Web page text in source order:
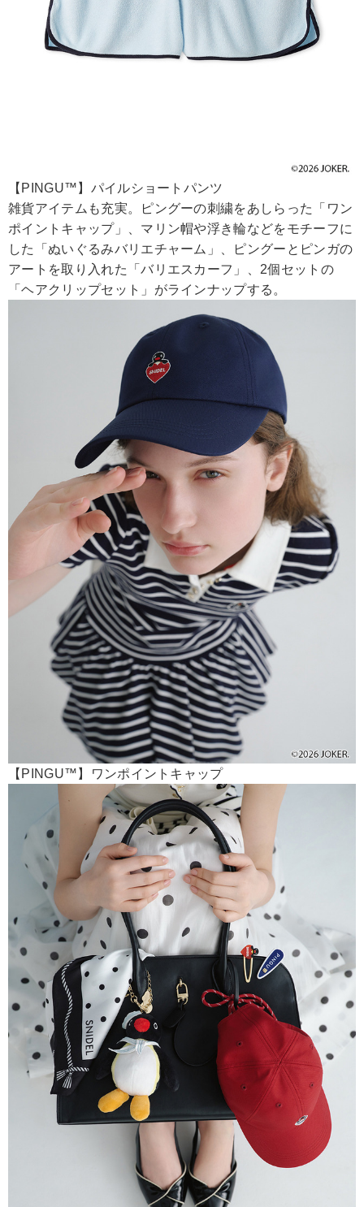
【PINGU™】パイルショートパンツ
雑貨アイテムも充実。ピングーの刺繍をあしらった「ワン
ポイントキャップ」、マリン帽や浮き輪などをモチーフに
した「ぬいぐるみバリエチャーム」、ピングーとピンガの
アートを取り入れた「バリエスカーフ」、2個セットの
「ヘアクリップセット」がラインナップする。
【PINGU™】ワンポイントキャップ